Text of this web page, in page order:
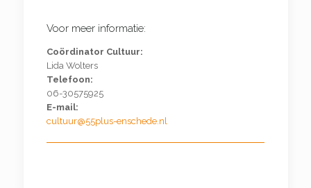
Voor meer informatie:
Coördinator Cultuur:
Lida Wolters
Telefoon:
06-30575925
E-mail:
cultuur@55plus-enschede.nl